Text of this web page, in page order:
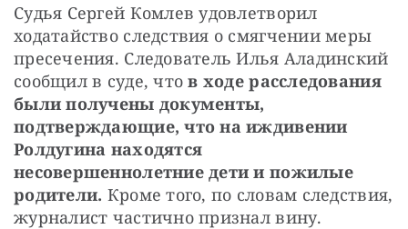
Судья Сергей Комлев удовлетворил
ходатайство следствия о смягчении меры
пресечения. Следователь Илья Аладинский
сообщил в суде, что в ходе расследования
были получены документы,
подтверждающие, что на иждивении
Ролдугина находятся
несовершеннолетние дети и пожилые
родители. Кроме того, по словам следствия,
журналист частично признал вину.